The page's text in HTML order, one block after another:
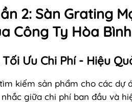
2: Sàn Grating
Công Ty Hòa Bình
Tối Ưu Chi Phí - Hiệu
kiếm sản phẩm cho các dự
giữa chi phí ban đầu và